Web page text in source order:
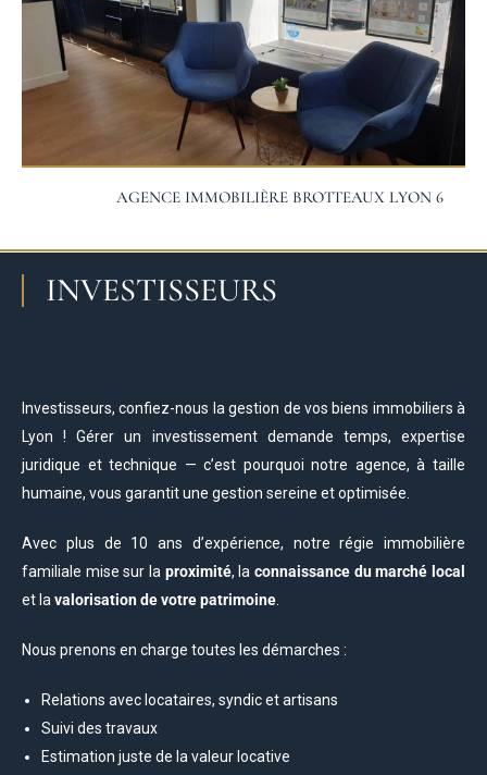
AGENCE IMMOBILIÈRE BROTTEAUX LYON 6
INVESTISSEURS
Investisseurs, confiez-nous la gestion de vos biens immobiliers à
Lyon ! Gérer un investissement demande temps, expertise
juridique et technique — c’est pourquoi notre agence, à taille
humaine, vous garantit une gestion sereine et optimisée.
Avec plus de 10 ans d’expérience, notre régie immobilière
familiale mise sur la proximité, laconnaissance du marché local
et la valorisation de votre patrimoine
Nous prenons en charge toutes les démarches :
Relations avec locataires, syndic et artisans
Suivi des travaux
Estimation juste de la valeur locative